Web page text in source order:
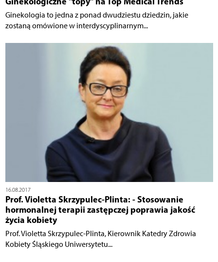
Ginekologia to jedna z ponad dwudziestu dziedzin, jakie
zostaną omówione w interdyscyplinarnym...
16.08.2017
Prof. Violetta Skrzypulec-Plinta: - Stosowanie
hormonalnej terapii zastępczej poprawia jakość
życia kobiety
Prof. Violetta Skrzypulec-Plinta, Kierownik Katedry Zdrowia
Kobiety Śląskiego Uniwersytetu...